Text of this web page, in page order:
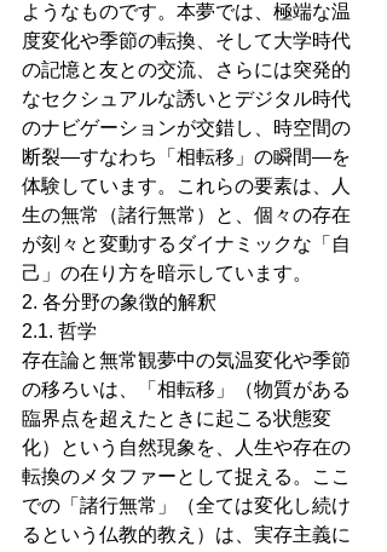
ようなものです。本夢では、極端な温
度変化や季節の転換、そして大学時代
の記憶と友との交流、さらには突発的
なセクシュアルな誘いとデジタル時代
のナビゲーションが交錯し、時空間の
断裂―すなわち「相転移」の瞬間―を
体験しています。これらの要素は、人
生の無常（諸行無常）と、個々の存在
が刻々と変動するダイナミックな「自
己」の在り方を暗示しています。
2. 各分野の象徴的解釈
2.1. 哲学
存在論と無常観夢中の気温変化や季節
の移ろいは、「相転移」（物質がある
臨界点を超えたときに起こる状態変
化）という自然現象を、人生や存在の
転換のメタファーとして捉える。ここ
での「諸行無常」（全ては変化し続け
るという仏教的教え）は、実存主義に